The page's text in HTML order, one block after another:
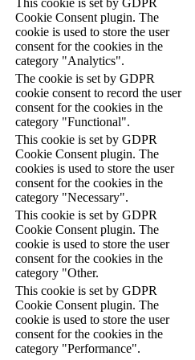
This cookie is set by GDPR
Cookie Consent plugin. The
cookie is used to store the user
consent for the cookies in the
category "Analytics".
The cookie is set by GDPR
cookie consent to record the user
consent for the cookies in the
category "Functional".
This cookie is set by GDPR
Cookie Consent plugin. The
cookies is used to store the user
consent for the cookies in the
category "Necessary".
This cookie is set by GDPR
Cookie Consent plugin. The
cookie is used to store the user
consent for the cookies in the
category "Other.
This cookie is set by GDPR
Cookie Consent plugin. The
cookie is used to store the user
consent for the cookies in the
category "Performance".